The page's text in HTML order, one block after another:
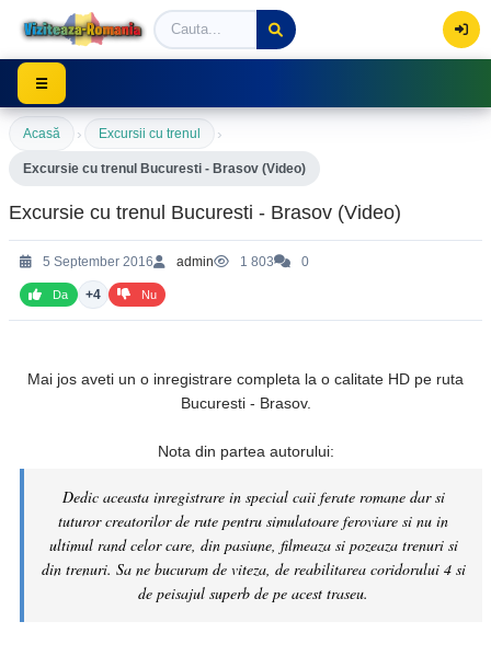
Viziteaza Romania | Obiective Turistice | Trasee
☰
Acasă › Excursii cu trenul ›
Excursie cu trenul Bucuresti - Brasov (Video)
Excursie cu trenul Bucuresti - Brasov (Video)
5 September 2016 admin 1 803 0
Da +4 Nu
Mai jos aveti un o inregistrare completa la o calitate HD pe ruta
Bucuresti - Brasov.
Nota din partea autorului:
Dedic aceasta inregistrare in special caii ferate romane dar si
tuturor creatorilor de rute pentru simulatoare feroviare si nu in
ultimul rand celor care, din pasiune, filmeaza si pozeaza trenuri si
din trenuri. Sa ne bucuram de viteza, de reabilitarea coridorului 4 si
de peisajul superb de pe acest traseu.